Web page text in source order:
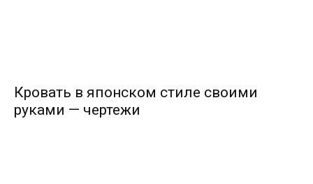
Кровать в японском стиле своими
руками — чертежи